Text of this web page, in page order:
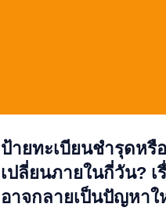
ป้ายทะเบียนชำรุดหรื
เปลี่ยนภายในกี่วัน? เ
อาจกลายเป็นปัญหา